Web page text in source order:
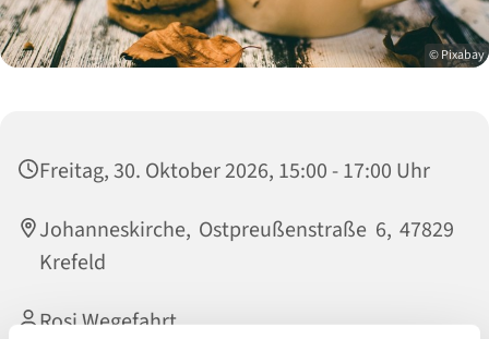
© Pixabay
Freitag, 30. Oktober 2026, 15:00 - 17:00 Uhr
Johanneskirche, Ostpreußenstraße 6, 47829
Krefeld
Rosi Wegefahrt